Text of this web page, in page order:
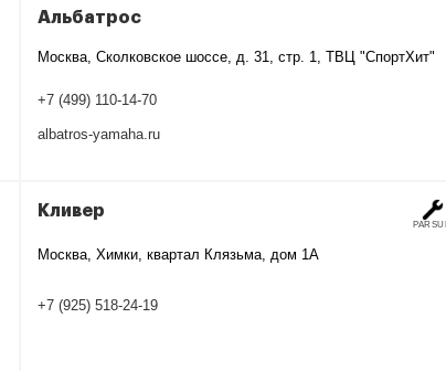
Альбатрос
Москва, Сколковское шоссе, д. 31, стр. 1, ТВЦ "СпортХит"
+7 (499) 110-14-70
albatros-yamaha.ru
Кливер
Москва, Химки, квартал Клязьма, дом 1А
+7 (925) 518-24-19